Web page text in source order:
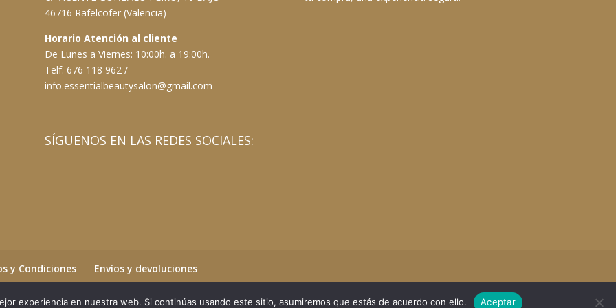
46716 Rafelcofer (Valencia)
Horario Atención al cliente
De Lunes a Viernes: 10:00h. a 19:00h.
Telf. 676 118 962 /
info.essentialbeautysalon@gmail.com
SÍGUENOS EN LAS REDES SOCIALES:
y Condiciones Envíos y devoluciones
experiencia en nuestra web. Si continúas usando este sitio, asumiremos que estás de acuerdo con ello. Aceptar